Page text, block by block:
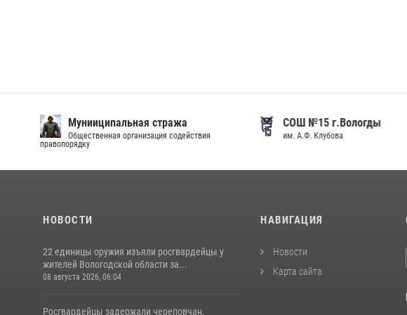
Мунииципальная стража
Общественная организация содействия
правопорядку
СОШ №15 г.Вологды
им. А.Ф. Клубова
НОВОСТИ
22 единицы оружия изъяли росгвардейцы у
жителей Вологодской области за...
08 августа 2026, 06:04
Росгвардейцы задержали череповчан,
НАВИГАЦИЯ
Новости
Карта сайта